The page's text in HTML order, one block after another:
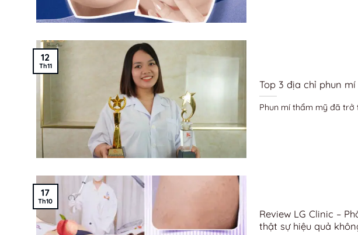
Top 3 địa chỉ phun
Phun mí thẩm mỹ đã trở
12
Th11
Review LG Clinic –
thật sự hiệu quả
17
Th10